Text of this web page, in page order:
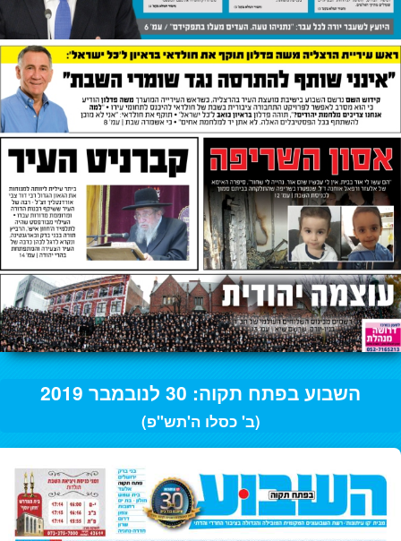
השבוע בפתח תקוה: 30 לנובמבר 2019
(ב' כסלו ה'תש"פ)